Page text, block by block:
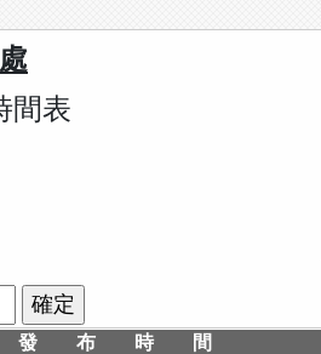
間表
發 布 時 間